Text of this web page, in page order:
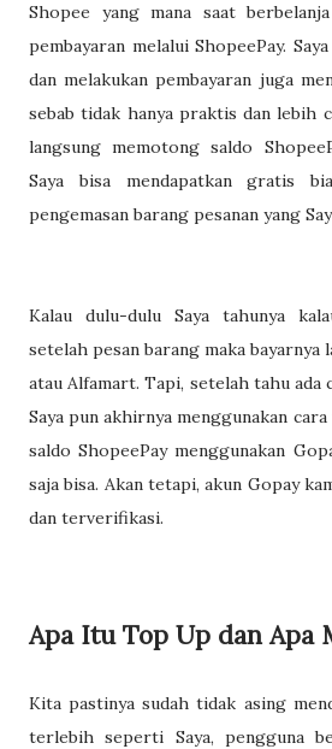
Shopee yang mana saat
pembayaran melalui ShopeePay.
dan melakukan pembayaran juga
sebab tidak hanya praktis dan lebih
langsung memotong saldo
Saya bisa mendapatkan gratis
pengemasan barang pesanan yang
Kalau dulu-dulu Saya tahunya
setelah pesan barang maka
atau Alfamart. Tapi, setelah tahu ada
Saya pun akhirnya menggunakan
saldo ShopeePay menggunakan
saja bisa. Akan tetapi, akun Gopay
dan terverifikasi.
Apa Itu Top Up dan Apa
Kita pastinya sudah tidak asing
terlebih seperti Saya, pengguna